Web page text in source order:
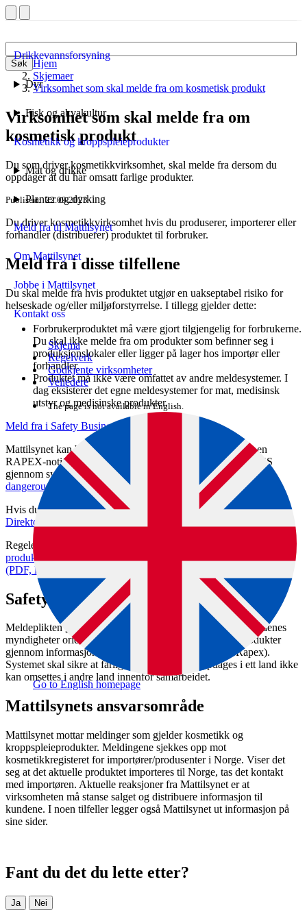
Søk
Drikkevannsforsyning
Dyr
Fisk og akvakultur
Kosmetikk og kroppspleieprodukter
Mat og drikke
Planter og dyrking
Meld fra til Mattilsynet
Om Mattilsynet
Jobbe i Mattilsynet
Kontakt oss
Skjema
Regelverk
Godkjente virksomheter
Veiledere
The page is not available in English.
Go to English homepage
Hjem
Skjemaer
Virksomhet som skal melde fra om kosmetisk produkt
Virksomhet som skal melde fra om
kosmetisk produkt
Du som driver kosmetikkvirksomhet, skal melde fra dersom du
oppdager at du har omsatt farlige produkter.
Publisert 22.09.2023
Du driver kosmetikkvirksomhet hvis du produserer, importerer eller
forhandler (distribuerer) produktet til forbruker.
Meld fra i disse tilfellene
Du skal melde fra hvis produktet utgjør en uakseptabel risiko for
helseskade og/eller miljøforstyrrelse. I tillegg gjelder dette:
Forbrukerproduktet må være gjort tilgjengelig for forbrukerne.
Du skal ikke melde fra om produkter som befinner seg i
produksjonslokaler eller ligger på lager hos importør eller
forhandler.
Produktet må ikke være omfattet av andre meldesystemer. I
dag eksisterer det egne meldesystemer for mat, medisinsk
utstyr og medisinske produkter.
Meld fra i Safety Business Gateway (europa.eu)
Mattilsynet kan bruke informasjonen du gir til å sende inn en
RAPEX-notifikasjon. Meldingene blir delt med hele EU/EØS
gjennom systemet
Safety Gate: the EU rapid alert system for
dangerous non-food products (europa.eu)
Hvis du har spørsmål om denne prosessen, kan du kontakte
Direktoratet for samfunnssikkerhet og beredskap (dsn.no)
Regelen om at du må melde fra, står i
produktsikkerhetsdirektivet, forordning (EF) 2001/95, artikkel 5(3)
(PDF, lovdata.no)
Safety Gate (tidligere Rapex)
Meldeplikten gjelder for alle EU/EØS-land, og medlemslandenes
myndigheter orienterer hverandre om farlige forbrukerprodukter
gjennom informasjonssystemet Safety Gate (tidligere Rapex).
Systemet skal sikre at farlige produkter som oppdages i ett land ikke
kan omsettes i andre land innenfor samarbeidet.
Mattilsynets ansvarsområde
Mattilsynet mottar meldinger som gjelder kosmetikk og
kroppspleieprodukter. Meldingene sjekkes opp mot
kosmetikkregisteret for importører/produsenter i Norge. Viser det
seg at det aktuelle produktet importeres til Norge, tas det kontakt
med importøren. Aktuelle reaksjoner fra Mattilsynet er at
virksomheten må stanse salget og distribuere informasjon til
kundene. I noen tilfeller legger også Mattilsynet ut informasjon på
sine sider.
Fant du det du lette etter?
Ja Nei